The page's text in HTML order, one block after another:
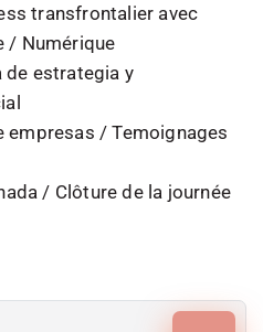
transfrontalier avec
/ Numérique
de estrategia y
empresas / Temoignages
/ Clôture de la journée